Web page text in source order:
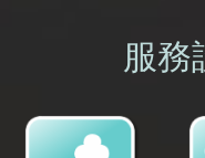
服務